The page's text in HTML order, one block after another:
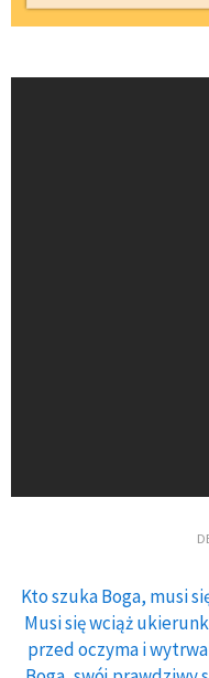
Kto szuka Boga, musi
Musi się wciąż
przed oczyma i